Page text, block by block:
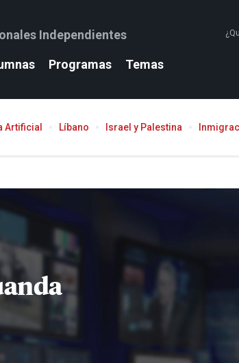
Independientes
Programas Temas
Artificial Líbano Israel y Palestina